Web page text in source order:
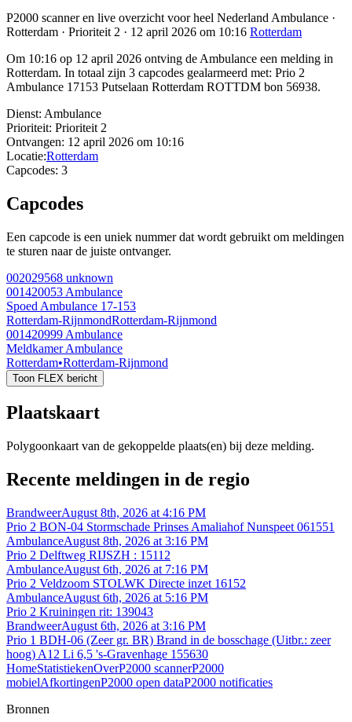
P2000 scanner en live overzicht voor heel Nederland Ambulance ·
Rotterdam · Prioriteit 2 · 12 april 2026 om 10:16 Rotterdam
Om 10:16 op 12 april 2026 ontving de Ambulance een melding in
Rotterdam. In totaal zijn 3 capcodes gealarmeerd met: Prio 2
Ambulance 17153 Putselaan Rotterdam ROTTDM bon 56938.
Dienst: Ambulance
Prioriteit: Prioriteit 2
Ontvangen: 12 april 2026 om 10:16
Locatie:Rotterdam
Capcodes: 3
Capcodes
Een capcode is een uniek nummer dat wordt gebruikt om meldingen
te sturen naar de juiste ontvanger.
002029568 unknown
001420053 Ambulance
Spoed Ambulance 17-153
Rotterdam-RijnmondRotterdam-Rijnmond
001420999 Ambulance
Meldkamer Ambulance
Rotterdam•Rotterdam-Rijnmond
Toon FLEX bericht
Plaatskaart
Polygoonkaart van de gekoppelde plaats(en) bij deze melding.
Recente meldingen in de regio
BrandweerAugust 8th, 2026 at 4:16 PM
Prio 2 BON-04 Stormschade Prinses Amaliahof Nunspeet 061551
AmbulanceAugust 8th, 2026 at 3:16 PM
Prio 2 Delftweg RIJSZH : 15112
AmbulanceAugust 6th, 2026 at 7:16 PM
Prio 2 Veldzoom STOLWK Directe inzet 16152
AmbulanceAugust 6th, 2026 at 5:16 PM
Prio 2 Kruiningen rit: 139043
BrandweerAugust 6th, 2026 at 3:16 PM
Prio 1 BDH-06 (Zeer gr. BR) Brand in de bosschage (Uitbr.: zeer
hoog) A12 Li 6,5 's-Gravenhage 155630
HomeStatistiekenOverP2000 scannerP2000
mobielAfkortingenP2000 open dataP2000 notificaties
Bronnen